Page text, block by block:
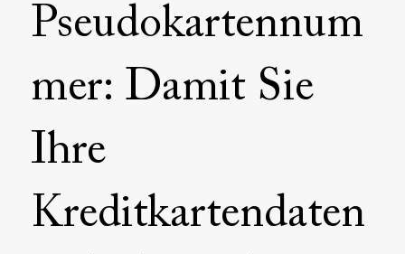
Pseudokartennum
mer: Damit Sie
Ihre
Kreditkartendaten